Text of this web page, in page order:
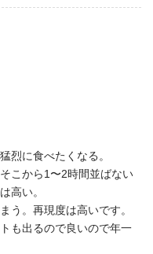
烈に食べたくなる。
こから1〜2時間並ばない
高い。
う。再現度は高いです。
も出るので良いので年一